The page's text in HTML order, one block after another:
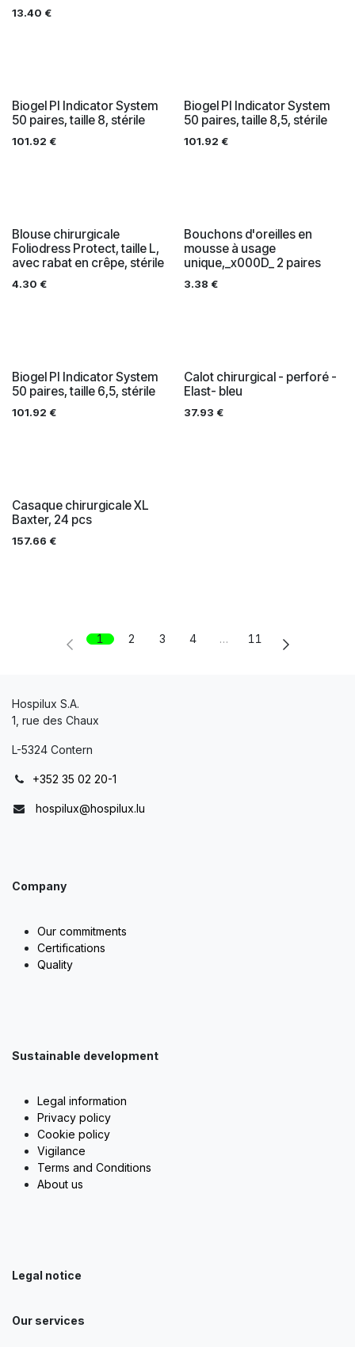
13.40 €
Biogel PI Indicator System
50 paires, taille 8, stérile
101.92 €
Biogel PI Indicator System
50 paires, taille 8,5, stérile
101.92 €
Blouse chirurgicale
Foliodress Protect, taille L,
avec rabat en crêpe, stérile
4.30 €
Bouchons d'oreilles en
mousse à usage
unique,_x000D_ 2 paires
3.38 €
Biogel PI Indicator System
50 paires, taille 6,5, stérile
101.92 €
Calot chirurgical - perforé -
Elast- bleu
37.93 €
Casaque chirurgicale XL
Baxter, 24 pcs
157.66 €
1 2 3 4 … 11
Hospilux S.A.
1, rue des Chaux
L-5324 Contern
+352 35 02 20-1
hospilux@hospilux.lu
Company
Our commitments
Certifications
Quality
Sustainable development
Legal information
Privacy policy
Cookie policy
Vigilance
Terms and Conditions
About us
Legal notice
Our services